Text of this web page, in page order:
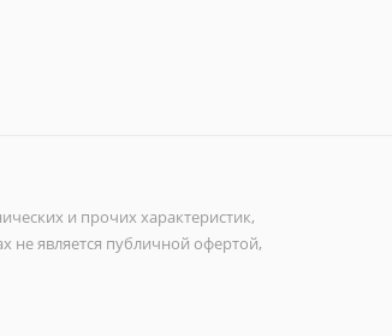
и прочих характеристик,
не является публичной офертой,